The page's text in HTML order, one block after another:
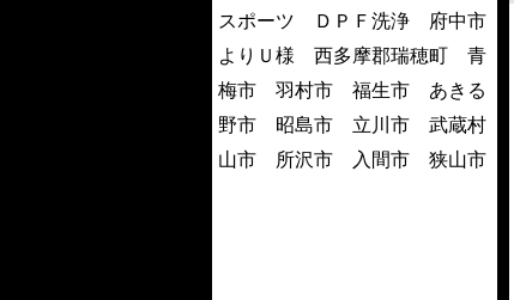
スポーツ ＤＰＦ洗浄 府中市
よりＵ様 西多摩郡瑞穂町 青
梅市 羽村市 福生市 あきる
野市 昭島市 立川市 武蔵村
山市 所沢市 入間市 狭山市